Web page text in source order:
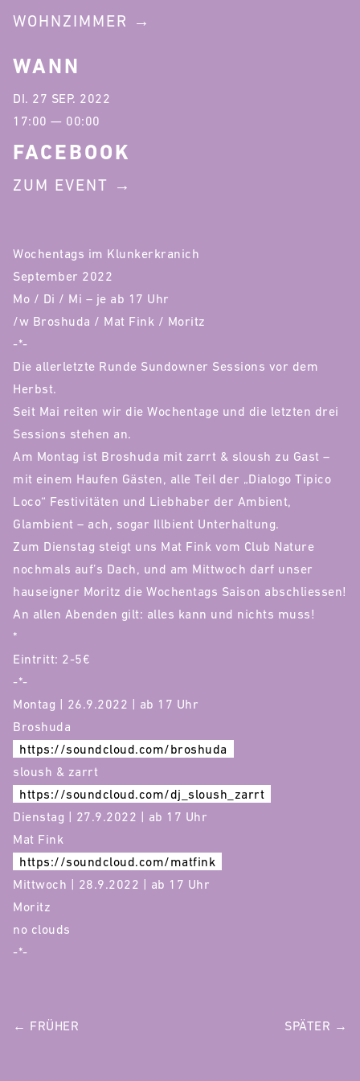
Wochentags im Klunkerkranich
September 2022
Mo / Di / Mi – je ab 17 Uhr
/w Broshuda / Mat Fink / Moritz
-*-
Die allerletzte Runde Sundowner Sessions vor dem
Herbst.
Seit Mai reiten wir die Wochentage und die letzten drei
Sessions stehen an.
Am Montag ist Broshuda mit zarrt & sloush zu Gast –
mit einem Haufen Gästen, alle Teil der „Dialogo Tipico
Loco“ Festivitäten und Liebhaber der Ambient,
Glambient – ach, sogar Illbient Unterhaltung.
Zum Dienstag steigt uns Mat Fink vom Club Nature
nochmals auf’s Dach, und am Mittwoch darf unser
hauseigner Moritz die Wochentags Saison abschliessen!
An allen Abenden gilt: alles kann und nichts muss!
*
Eintritt: 2-5€
-*-
Montag | 26.9.2022 | ab 17 Uhr
Broshuda
https://soundcloud.com/broshuda
sloush & zarrt
https://soundcloud.com/dj_sloush_zarrt
Dienstag | 27.9.2022 | ab 17 Uhr
Mat Fink
https://soundcloud.com/matfink
Mittwoch | 28.9.2022 | ab 17 Uhr
Moritz
no clouds
-*-
WOHNZIMMER
WANN
DI. 27 SEP. 2022
17:00 — 00:00
FACEBOOK
ZUM EVENT
POST
← FRÜHER SPÄTER →